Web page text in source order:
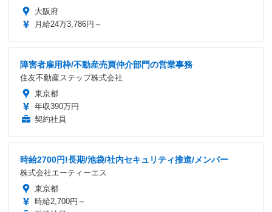
大阪府
月給24万3,786円～
障害者雇用枠/不動産売買仲介部門の営業事務
住友不動産ステップ株式会社
東京都
年収390万円
契約社員
時給2700円!長期/池袋/社内セキュリティ推進/メンバー
株式会社エーティーエス
東京都
時給2,700円～